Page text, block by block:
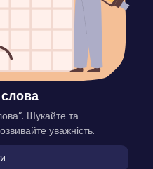
Шукайте та
уважність.